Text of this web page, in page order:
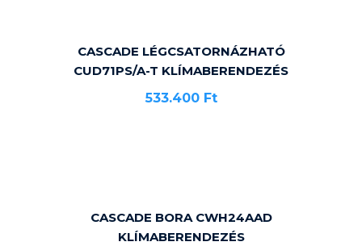
CASCADE LÉGCSATORNÁZHATÓ
CUD71PS/A-T KLÍMABERENDEZÉS
533.400 Ft
CASCADE BORA CWH24AAD
KLÍMABERENDEZÉS